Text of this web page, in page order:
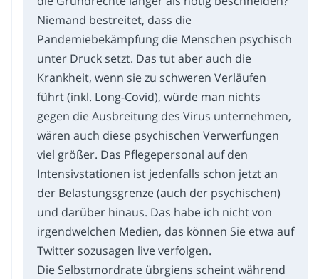
Niemand bestreitet, dass die
Pandemiebekämpfung die Menschen psychisch
unter Druck setzt. Das tut aber auch die
Krankheit, wenn sie zu schweren Verläufen
führt (inkl. Long-Covid), würde man nichts
gegen die Ausbreitung des Virus unternehmen,
wären auch diese psychischen Verwerfungen
viel größer. Das Pflegepersonal auf den
Intensivstationen ist jedenfalls schon jetzt an
der Belastungsgrenze (auch der psychischen)
und darüber hinaus. Das habe ich nicht von
irgendwelchen Medien, das können Sie etwa auf
Twitter sozusagen live verfolgen.
Die Selbstmordrate übrgiens scheint während